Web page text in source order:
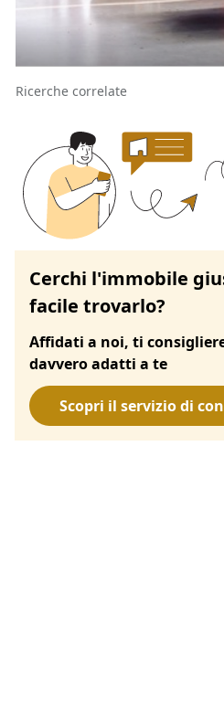
1 2 3 4
Ricerche correlate
Cerchi l'immobile
facile trovarlo?
Affidati a noi, ti
davvero adatti a te
Scopri il servizio di